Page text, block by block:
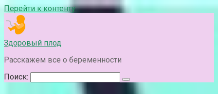
Перейти к контенту
Здоровый плод
Расскажем все о беременности
Поиск: